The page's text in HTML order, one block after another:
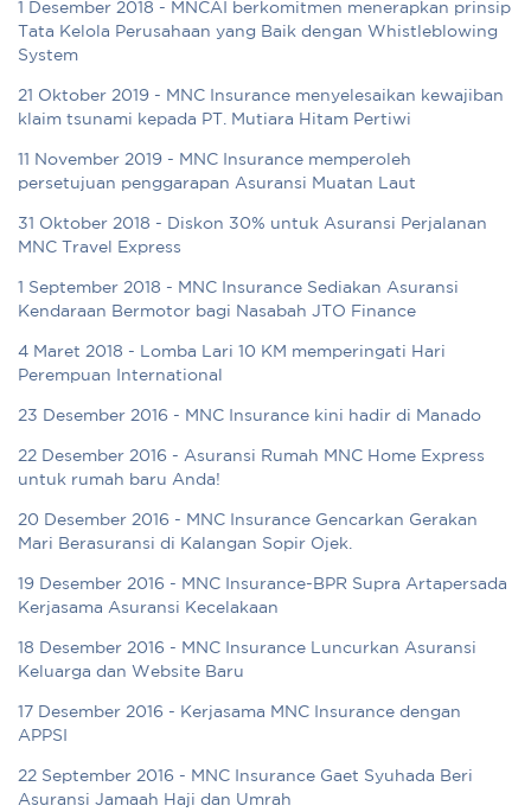
1 Desember 2018 - MNCAI berkomitmen menerapkan prinsip
Tata Kelola Perusahaan yang Baik dengan Whistleblowing
System
21 Oktober 2019 - MNC Insurance menyelesaikan kewajiban
klaim tsunami kepada PT. Mutiara Hitam Pertiwi
11 November 2019 - MNC Insurance memperoleh
persetujuan penggarapan Asuransi Muatan Laut
31 Oktober 2018 - Diskon 30% untuk Asuransi Perjalanan
MNC Travel Express
1 September 2018 - MNC Insurance Sediakan Asuransi
Kendaraan Bermotor bagi Nasabah JTO Finance
4 Maret 2018 - Lomba Lari 10 KM memperingati Hari
Perempuan International
23 Desember 2016 - MNC Insurance kini hadir di Manado
22 Desember 2016 - Asuransi Rumah MNC Home Express
untuk rumah baru Anda!
20 Desember 2016 - MNC Insurance Gencarkan Gerakan
Mari Berasuransi di Kalangan Sopir Ojek.
19 Desember 2016 - MNC Insurance-BPR Supra Artapersada
Kerjasama Asuransi Kecelakaan
18 Desember 2016 - MNC Insurance Luncurkan Asuransi
Keluarga dan Website Baru
17 Desember 2016 - Kerjasama MNC Insurance dengan
APPSI
22 September 2016 - MNC Insurance Gaet Syuhada Beri
Asuransi Jamaah Haji dan Umrah